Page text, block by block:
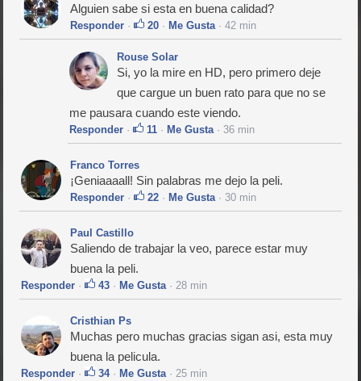
Alguien sabe si esta en buena calidad?
Responder · 20 ·Me Gusta · 42 min
Rouse Solar
Si, yo la mire en HD, pero primero deje
que cargue un buen rato para que no se
me pausara cuando este viendo.
Responder · 11 ·Me Gusta · 36 min
Franco Torres
¡Geniaaaall! Sin palabras me dejo la peli.
Responder · 22 ·Me Gusta · 30 min
Paul Castillo
Saliendo de trabajar la veo, parece estar muy
buena la peli.
Responder · 43 ·Me Gusta · 28 min
Cristhian Ps
Muchas pero muchas gracias sigan asi, esta muy
buena la pelicula.
Responder · 34·Me Gusta · 25 min